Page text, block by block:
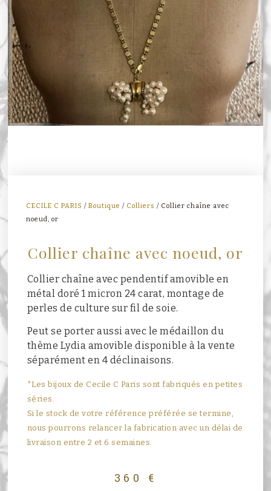
CECILE C PARIS /Boutique / Colliers / Collier chaîne avec
noeud, or
Collier chaîne avec noeud, or
Collier chaîne avec pendentif amovible en
métal doré 1 micron 24 carat, montage de
perles de culture sur fil de soie.
Peut se porter aussi avec le médaillon du
thème Lydia amovible disponible à la vente
séparément en 4 déclinaisons.
*Les bijoux de Cecile C Paris sont fabriqués en petites
séries.
Si le stock de votre référence préférée se termine,
nous pourrons relancer la fabrication avec un délai de
livraison entre 2 et 6 semaines.
360 €